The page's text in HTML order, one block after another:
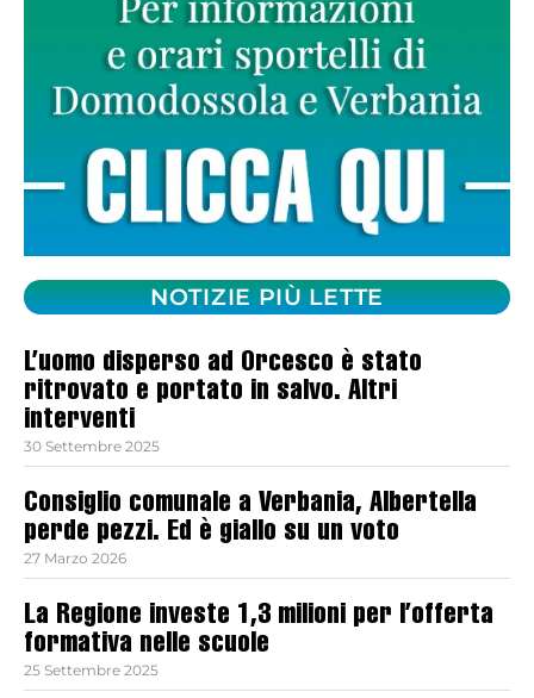
NOTIZIE PIÙ LETTE
L’uomo disperso ad Orcesco è stato
ritrovato e portato in salvo. Altri
interventi
30 Settembre 2025
Consiglio comunale a Verbania, Albertella
perde pezzi. Ed è giallo su un voto
27 Marzo 2026
La Regione investe 1,3 milioni per l’offerta
formativa nelle scuole
25 Settembre 2025